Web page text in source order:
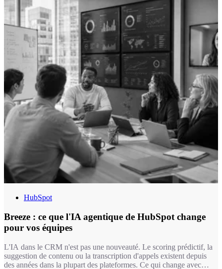
HubSpot
Breeze : ce que l'IA agentique de HubSpot change
pour vos équipes
L'IA dans le CRM n'est pas une nouveauté. Le scoring prédictif, la
suggestion de contenu ou la transcription d'appels existent depuis
des années dans la plupart des plateformes. Ce qui change avec